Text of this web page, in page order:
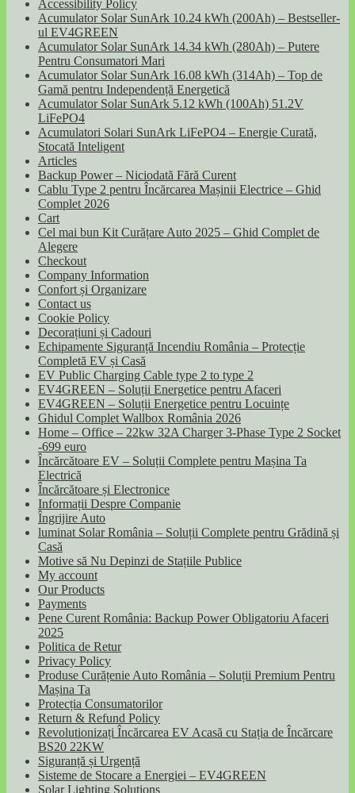
Accessibility Policy
Acumulator Solar SunArk 10.24 kWh (200Ah) – Bestseller-
ul EV4GREEN
Acumulator Solar SunArk 14.34 kWh (280Ah) – Putere
Pentru Consumatori Mari
Acumulator Solar SunArk 16.08 kWh (314Ah) – Top de
Gamă pentru Independență Energetică
Acumulator Solar SunArk 5.12 kWh (100Ah) 51.2V
LiFePO4
Acumulatori Solari SunArk LiFePO4 – Energie Curată,
Stocată Inteligent
Articles
Backup Power – Niciodată Fără Curent
Cablu Type 2 pentru Încărcarea Mașinii Electrice – Ghid
Complet 2026
Cart
Cel mai bun Kit Curățare Auto 2025 – Ghid Complet de
Alegere
Checkout
Company Information
Confort și Organizare
Contact us
Cookie Policy
Decorațiuni și Cadouri
Echipamente Siguranță Incendiu România – Protecție
Completă EV și Casă
EV Public Charging Cable type 2 to type 2
EV4GREEN – Soluții Energetice pentru Afaceri
EV4GREEN – Soluții Energetice pentru Locuințe
Ghidul Complet Wallbox România 2026
Home – Office – 22kw 32A Charger 3-Phase Type 2 Socket
-699 euro
Încărcătoare EV – Soluții Complete pentru Mașina Ta
Electrică
Încărcătoare și Electronice
Informații Despre Companie
Îngrijire Auto
luminat Solar România – Soluții Complete pentru Grădină și
Casă
Motive să Nu Depinzi de Stațiile Publice
My account
Our Products
Payments
Pene Curent România: Backup Power Obligatoriu Afaceri
2025
Politica de Retur
Privacy Policy
Produse Curățenie Auto România – Soluții Premium Pentru
Mașina Ta
Protecția Consumatorilor
Return & Refund Policy
Revolutionizați Încărcarea EV Acasă cu Stația de Încărcare
BS20 22KW
Siguranță și Urgență
Sisteme de Stocare a Energiei – EV4GREEN
Solar Lighting Solutions